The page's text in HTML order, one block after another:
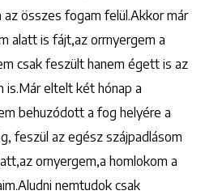
összes fogam felül.Akkor már
alatt is fájt,az orrnyergem a
csak feszült hanem égett is az
is.Már eltelt két hónap a
behuzódott a fog helyére a
feszül az egész szájpadlásom
ornyergem,a homlokom a
nemtudok csak